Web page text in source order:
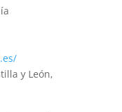
y León,